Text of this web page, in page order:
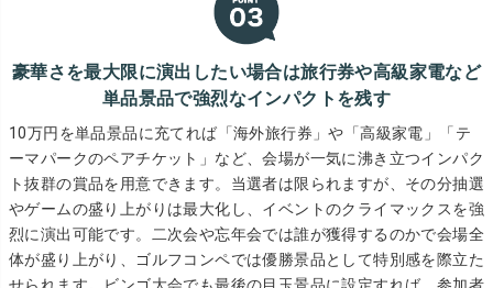
豪華さを最大限に演出したい場合は旅行券や高級家電など
単品景品で強烈なインパクトを残す
10万円を単品景品に充てれば「海外旅行券」や「高級家電」「テ
ーマパークのペアチケット」など、会場が一気に沸き立つインパク
ト抜群の賞品を用意できます。当選者は限られますが、その分抽選
やゲームの盛り上がりは最大化し、イベントのクライマックスを強
烈に演出可能です。二次会や忘年会では誰が獲得するのかで会場全
体が盛り上がり、ゴルフコンペでは優勝景品として特別感を際立た